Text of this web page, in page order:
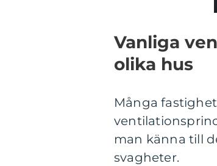
Vanliga
olika hus
Många
man känna till
svagheter.